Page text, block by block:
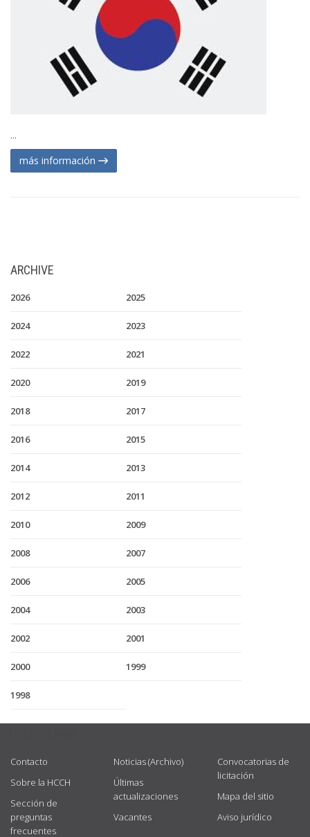
...
más información
ARCHIVE
2026 2025
2024 2023
2022 2021
2020 2019
2018 2017
2016 2015
2014 2013
2012 2011
2010 2009
2008 2007
2006 2005
2004 2003
2002 2001
2000 1999
1998
Contacto
Sobre la HCCH
Sección de
preguntas
frecuentes
Noticias (Archivo)
Últimas
actualizaciones
Vacantes
Convocatorias de
licitación
Mapa del sitio
Aviso jurídico